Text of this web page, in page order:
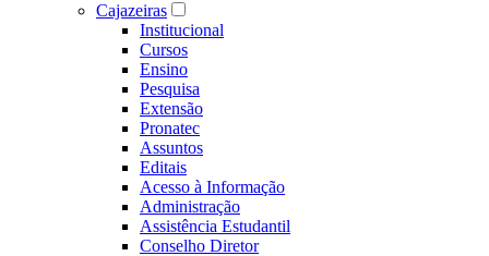
Cajazeiras
Institucional
Cursos
Ensino
Pesquisa
Extensão
Pronatec
Assuntos
Editais
Acesso à Informação
Administração
Assistência Estudantil
Conselho Diretor